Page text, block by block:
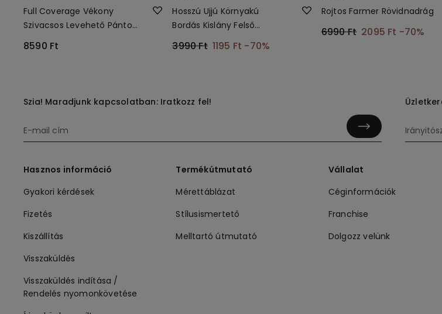
Full Coverage Vékony
Szivacsos Levehető Pántos
Melltartó Újrahasznosított
8590 Ft
Hosszú Ujjú Környakú
Bordás Kislány Felső
Hullámos Szegéllyel
3990 Ft 1195 Ft -70%
Rojtos Farmer Rövidnadrág
6990 Ft 2095 Ft -70%
Szia! Maradjunk kapcsolatban: Iratkozz fel!
Hasznos információ
Gyakori kérdések
Fizetés
Kiszállítás
Visszaküldés
Visszaküldés indítása /
Rendelés nyomonkövetése
Termékútmutató
Mérettáblázat
Stílusismertető
Melltartó útmutató
Vállalat
Céginformációk
Franchise
Dolgozz velünk